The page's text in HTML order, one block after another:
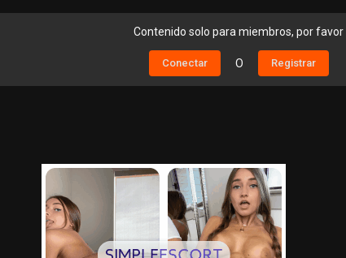
Contenido solo para miembros, por favor
Conectar O Registrar